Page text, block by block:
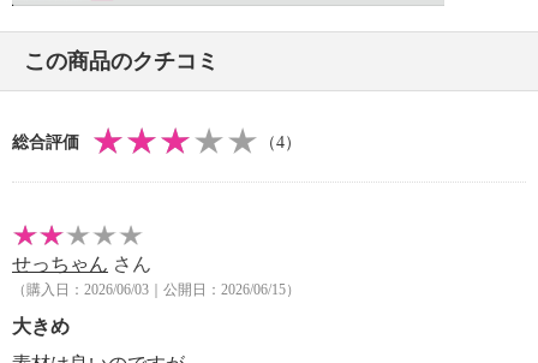
＜ライトグレー＞長時間照射による変退色注意
・中国製
この商品のクチコミ
総合評価 （4）
せっちゃん さん
（購入日：2026/06/03｜公開日：2026/06/15）
大きめ